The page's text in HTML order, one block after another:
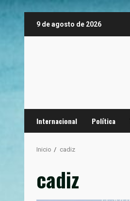
9 de agosto de 2026
Internacional Política
Inicio cadiz
cadiz